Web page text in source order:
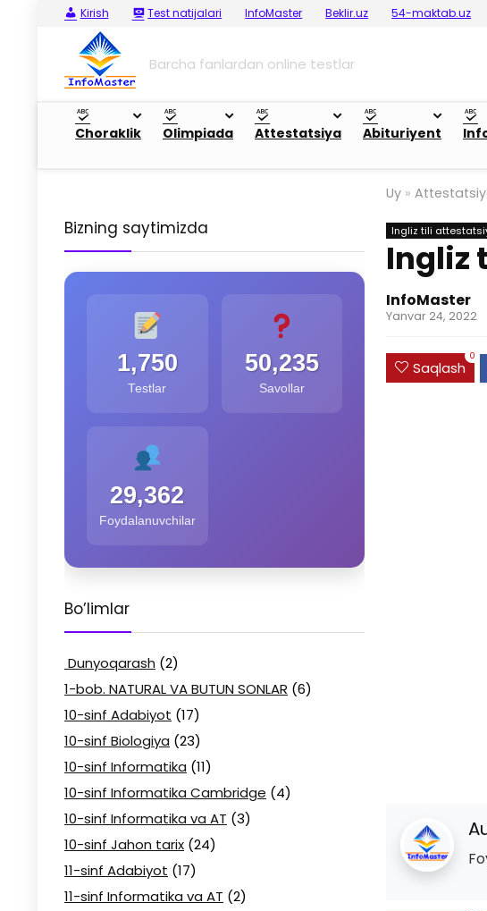
Kirish Test natijalari InfoMaster Beklir.uz 54-maktab.uz
Barcha fanlardan online testlar
Choraklik Olimpiada Attestatsiya Abituriyent
Uy »
Ingliz tili
Ingliz
InfoMaster
Yanvar 24, 2022
Saqlash
0
Bizning saytimizda
1,750
Testlar
50,235
Savollar
29,362
Foydalanuvchilar
Bo’limlar
Dunyoqarash (2)
1-bob. NATURAL VA BUTUN SONLAR (6)
10-sinf Adabiyot (17)
10-sinf Biologiya (23)
10-sinf Informatika (11)
10-sinf Informatika Cambridge (4)
10-sinf Informatika va AT (3)
10-sinf Jahon tarix (24)
11-sinf Adabiyot (17)
11-sinf Informatika va AT (2)